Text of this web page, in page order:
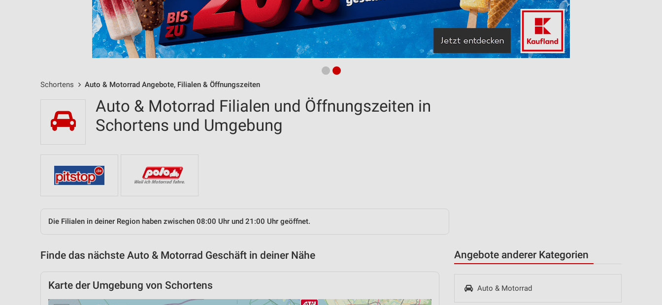
Schortens Auto & Motorrad Angebote, Filialen & Öffnungszeiten
Angebote anderer Kategorien
Auto & Motorrad
Auto & Motorrad Filialen und Öffnungszeiten in
Schortens und Umgebung
Die Filialen in deiner Region haben zwischen 08:00 Uhr und 21:00 Uhr geöffnet.
Finde das nächste Auto & Motorrad Geschäft in deiner Nähe
Karte der Umgebung von Schortens